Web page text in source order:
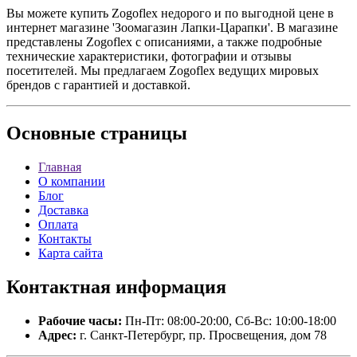
Вы можете купить Zogoflex недорого и по выгодной цене в
интернет магазине 'Зоомагазин Лапки-Царапки'. В магазине
представлены Zogoflex с описаниями, а также подробные
технические характеристики, фотографии и отзывы
посетителей. Мы предлагаем Zogoflex ведущих мировых
брендов с гарантией и доставкой.
Основные страницы
Главная
О компании
Блог
Доставка
Оплата
Контакты
Карта сайта
Контактная информация
Рабочие часы: Пн-Пт: 08:00-20:00, Сб-Вс: 10:00-18:00
Адрес: г. Санкт-Петербург, пр. Просвещения, дом 78